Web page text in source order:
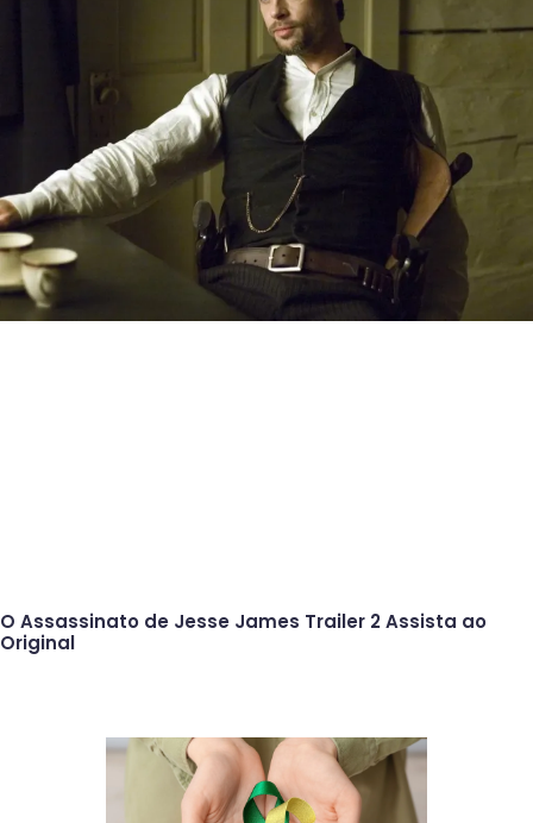
O Assassinato de Jesse James Trailer 2 Assista ao
Original